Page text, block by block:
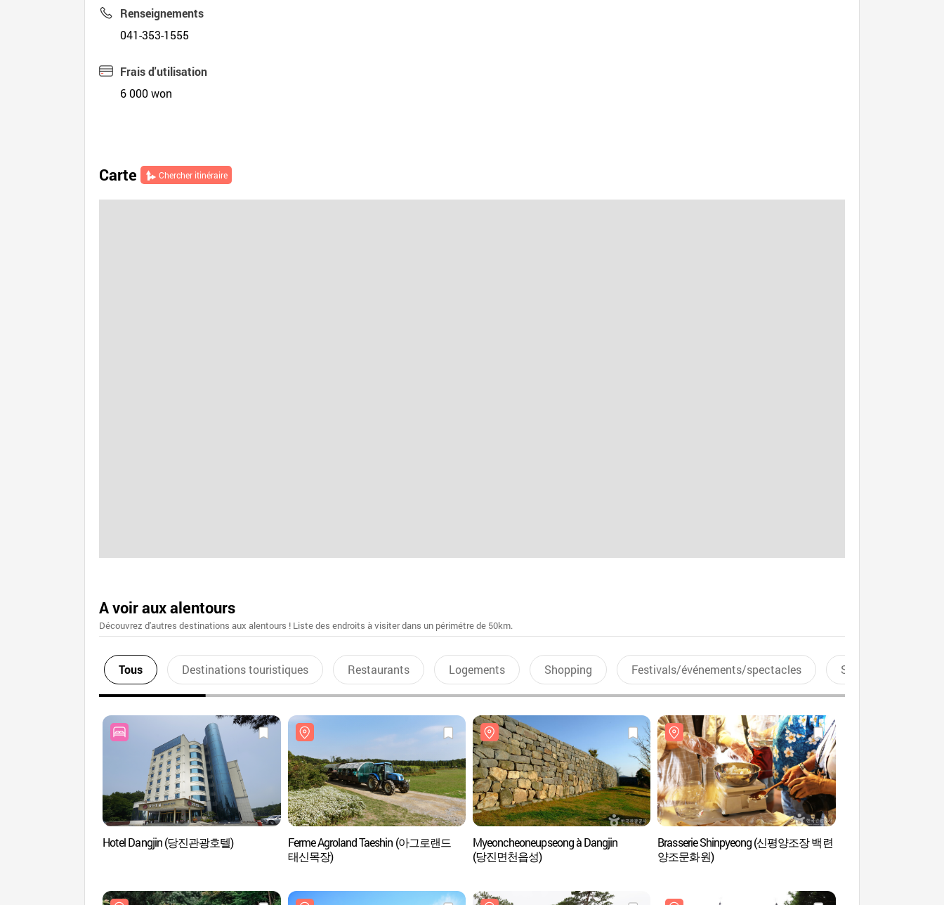
Renseignements
041-353-1555
Frais d'utilisation
6 000 won
Carte Chercher itinéraire
A voir aux alentours
Découvrez d'autres destinations aux alentours ! Liste des endroits à visiter dans un périmétre de 50km.
Tous Destinations touristiques Restaurants Logements Shopping Festivals/événements/spectacles Sports aquatiques
Hotel Dangjin (당진관광호텔)
Ferme Agroland Taeshin (아그로랜드
태신목장)
Myeoncheoneupseong à Dangjin
(당진면천읍성)
Brasserie Shinpyeong (신평양조장 백련
양조문화원)